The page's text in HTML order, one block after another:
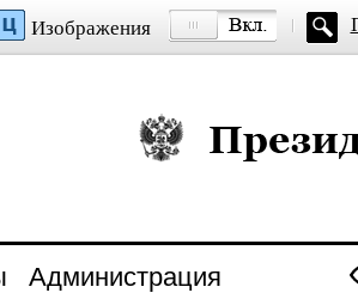
Изображения
Президент России
Администрация